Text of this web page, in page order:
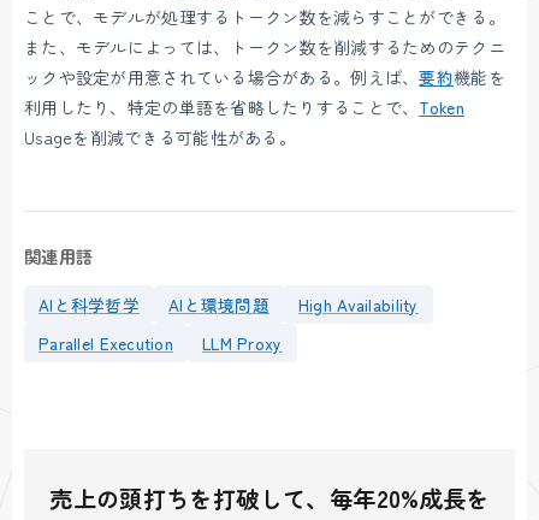
ことで、モデルが処理するトークン数を減らすことができる。
また、モデルによっては、トークン数を削減するためのテクニ
ックや設定が用意されている場合がある。例えば、要約機能を
利用したり、特定の単語を省略したりすることで、 Token
Usageを削減できる可能性がある。
関連用語
AIと科学哲学 AIと環境問題
High Availability
Parallel Execution
LLM Proxy
売上の頭打ちを打破して、毎年20%成長を